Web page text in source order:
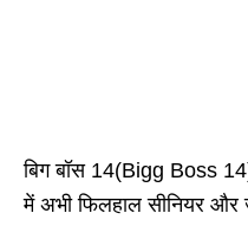
बिग बॉस 14(Bigg Boss
में अभी फिलहाल सीनियर